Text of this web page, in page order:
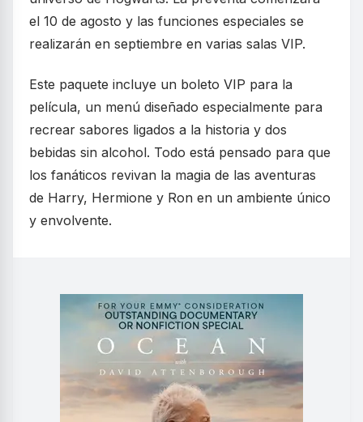
el 10 de agosto y las funciones especiales se
realizarán en septiembre en varias salas VIP.
Este paquete incluye un boleto VIP para la
película, un menú diseñado especialmente para
recrear sabores ligados a la historia y dos
bebidas sin alcohol. Todo está pensado para que
los fanáticos revivan la magia de las aventuras
de Harry, Hermione y Ron en un ambiente único
y envolvente.